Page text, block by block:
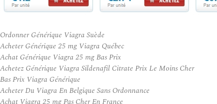
Ordonner Générique Viagra Suède
Acheter Générique 25 mg Viagra Québec
Achat Générique Viagra 25 mg Bas Prix
Achetez Générique Viagra Sildenafil Citrate Prix Le Moins Cher
Bas Prix Viagra Générique
Acheter Du Viagra En Belgique Sans Ordonnance